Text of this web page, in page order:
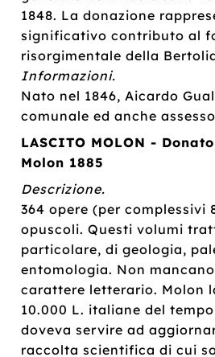
1848. La donazione
significativo contributo al
risorgimentale della
Informazioni.
Nato nel 1846, Aicardo
comunale ed anche
LASCITO MOLON -
Molon 1885
Descrizione.
364 opere (per complessivi
opuscoli. Questi volumi
particolare, di geologia,
entomologia. Non
carattere letterario. Molon
10.000 L. italiane del
doveva servire ad
raccolta scientifica di cui